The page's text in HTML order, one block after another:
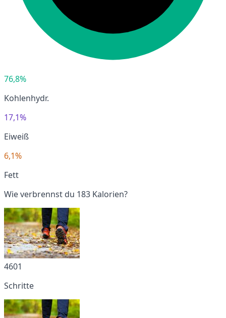
76,8%
Kohlenhydr.
17,1%
Eiweiß
6,1%
Fett
Wie verbrennst du 183 Kalorien?
4601
Schritte